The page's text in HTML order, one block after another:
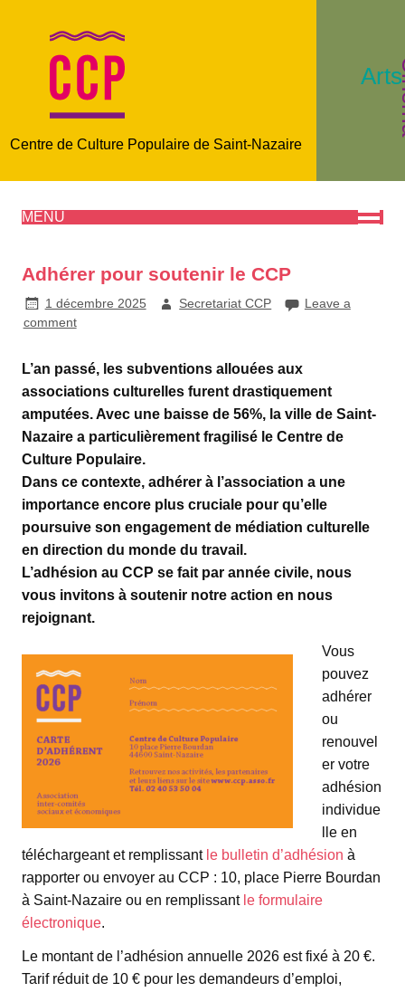
Centre de Culture Populaire de Saint-Nazaire
MENU
Adhérer pour soutenir le CCP
1 décembre 2025 Secretariat CCP
Leave a
comment
L’an passé, les subventions allouées aux
associations culturelles furent drastiquement
amputées. Avec une baisse de 56%, la ville de Saint-
Nazaire a particulièrement fragilisé le Centre de
Culture Populaire.
Dans ce contexte, adhérer à l’association a une
importance encore plus cruciale pour qu’elle
poursuive son engagement de médiation culturelle
en direction du monde du travail.
L’adhésion au CCP se fait par année civile, nous
vous invitons à soutenir notre action en nous
rejoignant.
Vous
pouvez
adhérer
ou
renouvel
er votre
adhésion
individue
lle en
téléchargeant et remplissant le bulletin d’adhésion à
rapporter ou envoyer au CCP : 10, place Pierre Bourdan
à Saint-Nazaire ou en remplissant le formulaire
électronique.
Le montant de l’adhésion annuelle 2026 est fixé à 20 €.
Tarif réduit de 10 € pour les demandeurs d’emploi,